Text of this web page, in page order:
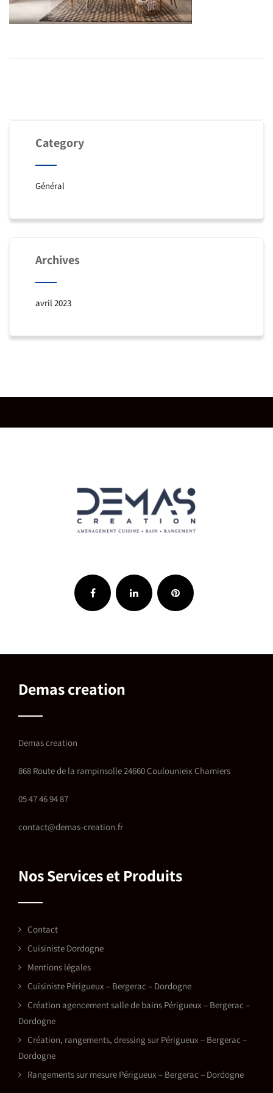
Category
Général
Archives
avril 2023
Demas creation
Demas creation
868 Route de la rampinsolle 24660 Coulounieix Chamiers
05 47 46 94 87
contact@demas-creation.fr
Nos Services et Produits
Contact
Cuisiniste Dordogne
Mentions légales
Cuisiniste Périgueux – Bergerac – Dordogne
Création agencement salle de bains Périgueux – Bergerac –
Dordogne
Création, rangements, dressing sur Périgueux – Bergerac –
Dordogne
Rangements sur mesure Périgueux – Bergerac – Dordogne